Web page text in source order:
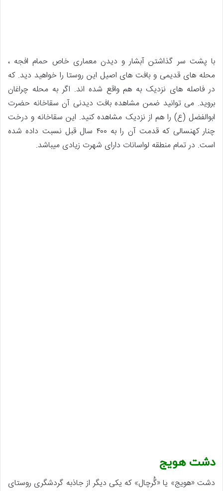
با پشت سر گذاشتن آبشار و دیدن معماری خاص حمام افجه ،
محله های قدیمی و بافت های اصیل این روستا را خواهید دید. که
در فاصله های نزدیک به هم واقع شده اند. اگر به محله چراغان
بروید. می توانید ضمن مشاهده بافت دیدنی آن سقاخانه حضرت
ابوالفضل (ع) را هم از نزدیک مشاهده کنید. این سقاخانه و درخت
چنار کهنسالی که قدمت آن را به ۴۰۰ سال قبل نسبت داده شده
است. در تمام منطقه لواسانات دارای شهرت زیادی میباشد.
دشت هویج
دشت «هویج» یا «گُرچال» که یکی دیگر از جاذبه گردشگری روستای